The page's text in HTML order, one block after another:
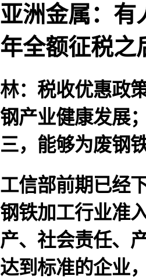
亚洲金属：有
年全额征税之
林：税收优惠政
钢产业健康发展
三，能够为废钢
工信部前期已经
钢铁加工行业准
产、社会责任、
达到标准的企业